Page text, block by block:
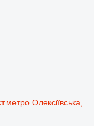
Олексіївська,